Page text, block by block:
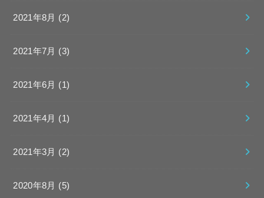
2021年8月 (2)
2021年7月 (3)
2021年6月 (1)
2021年4月 (1)
2021年3月 (2)
2020年8月 (5)